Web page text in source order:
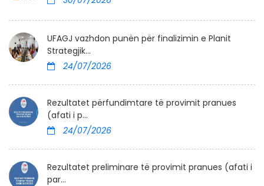
UFAGJ vazhdon punën për finalizimin e Planit
Strategjik...
24/07/2026
Rezultatet përfundimtare të provimit pranues
(afati i p...
24/07/2026
Rezultatet preliminare të provimit pranues (afati i
par...